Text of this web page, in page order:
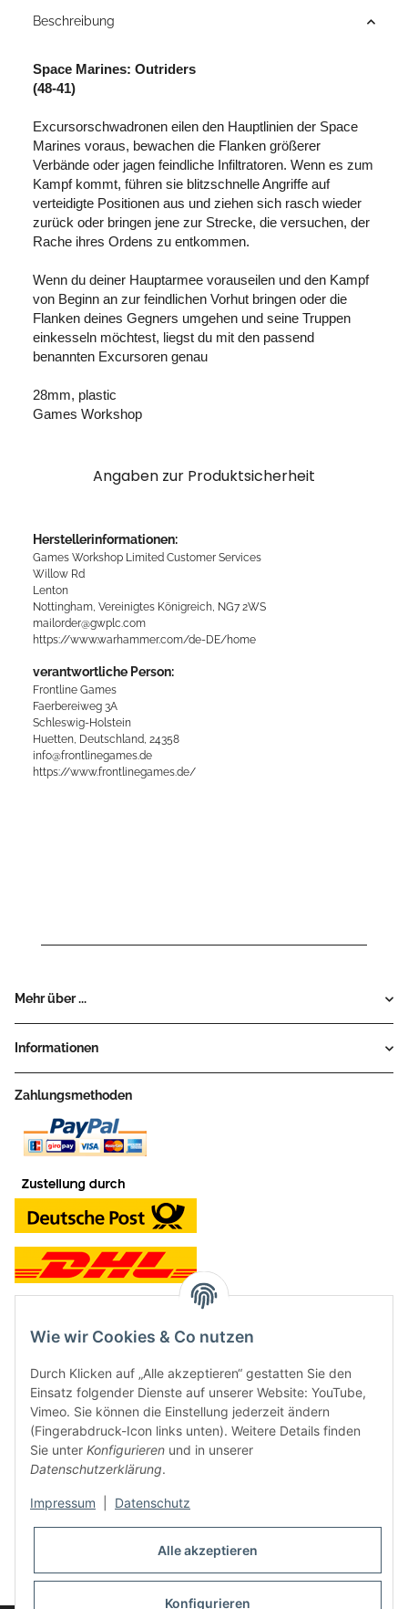
Beschreibung
Space Marines: Outriders
(48-41)
Excursorschwadronen eilen den Hauptlinien der Space
Marines voraus, bewachen die Flanken größerer
Verbände oder jagen feindliche Infiltratoren. Wenn es zum
Kampf kommt, führen sie blitzschnelle Angriffe auf
verteidigte Positionen aus und ziehen sich rasch wieder
zurück oder bringen jene zur Strecke, die versuchen, der
Rache ihres Ordens zu entkommen.
Wenn du deiner Hauptarmee vorauseilen und den Kampf
von Beginn an zur feindlichen Vorhut bringen oder die
Flanken deines Gegners umgehen und seine Truppen
einkesseln möchtest, liegst du mit den passend
benannten Excursoren genau
28mm, plastic
Games Workshop
Angaben zur Produktsicherheit
Herstellerinformationen:
Games Workshop Limited Customer Services
Willow Rd
Lenton
Nottingham, Vereinigtes Königreich, NG7 2WS
mailorder@gwplc.com
https://www.warhammer.com/de-DE/home
verantwortliche Person:
Frontline Games
Faerbereiweg 3A
Schleswig-Holstein
Huetten, Deutschland, 24358
info@frontlinegames.de
https://www.frontlinegames.de/
Mehr über ...
Informationen
Zahlungsmethoden
Neben dem Onlineshop haben wir ein Ladengeschäft in Hütten:
Frontline Games
Färbereiweg 3A
24358 Hütten
Oder mit Terminvereinbarung
info@frontlinegames.de
Wie wir Cookies & Co nutzen
Durch Klicken auf „Alle akzeptieren“ gestatten Sie den
Einsatz folgender Dienste auf unserer Website: YouTube,
Vimeo. Sie können die Einstellung jederzeit ändern
(Fingerabdruck-Icon links unten). Weitere Details finden
Sie unter Konfigurieren und in unserer
Datenschutzerklärung.
Impressum Datenschutz
Alle akzeptieren
Konfigurieren